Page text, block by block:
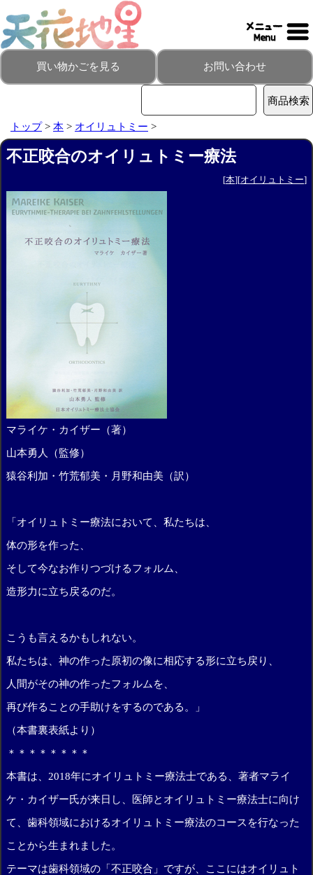
買い物かごを見る お問い合わせ
トップ> 本 > オイリュトミー >
不正咬合のオイリュトミー療法
[本][オイリュトミー]
マライケ・カイザー（著）
山本勇人（監修）
猿谷利加・竹荒郁美・月野和由美（訳）
「オイリュトミー療法において、私たちは、
体の形を作った、
そして今なお作りつづけるフォルム、
造形力に立ち戻るのだ。
こうも言えるかもしれない。
私たちは、神の作った原初の像に相応する形に立ち戻り、
人間がその神の作ったフォルムを、
再び作ることの手助けをするのである。」
（本書裏表紙より）
＊＊＊＊＊＊＊＊
本書は、2018年にオイリュトミー療法士である、著者マライ
ケ・カイザー氏が来日し、医師とオイリュトミー療法士に向け
て、歯科領域におけるオイリュトミー療法のコースを行なった
ことから生まれました。
テーマは歯科領域の「不正咬合」ですが、ここにはオイリュト